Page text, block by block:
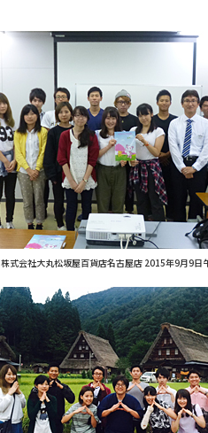
株式会社大丸松坂屋百貨店名古屋店 2015年9月9日